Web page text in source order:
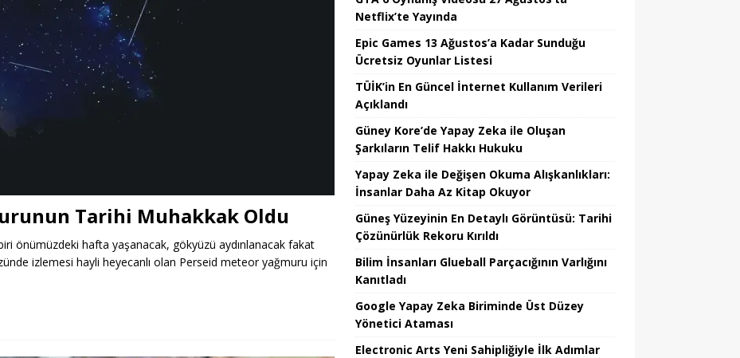
Tarihi Muhakkak Oldu
önümüzdeki hafta yaşanacak, gökyüzü aydınlanacak fakat
izlemesi hayli heyecanlı olan Perseid meteor yağmuru için
Netflix’te Yayında
Epic Games 13 Ağustos’a Kadar Sunduğu
Ücretsiz Oyunlar Listesi
TÜİK’in En Güncel İnternet Kullanım Verileri
Açıklandı
Güney Kore’de Yapay Zeka ile Oluşan
Şarkıların Telif Hakkı Hukuku
Yapay Zeka ile Değişen Okuma Alışkanlıkları:
İnsanlar Daha Az Kitap Okuyor
Güneş Yüzeyinin En Detaylı Görüntüsü: Tarihi
Çözünürlük Rekoru Kırıldı
Bilim İnsanları Glueball Parçacığının Varlığını
Kanıtladı
Google Yapay Zeka Biriminde Üst Düzey
Yönetici Ataması
Electronic Arts Yeni Sahipliğiyle İlk Adımlar